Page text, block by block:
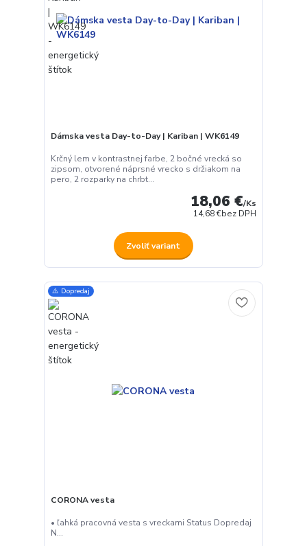
Dámska vesta Day-to-Day | Kariban | WK6149
Krčný lem v kontrastnej farbe, 2 bočné vrecká so
zipsom, otvorené náprsné vrecko s držiakom na
pero, 2 rozparky na chrbt...
18,06 €/Ks
14,68 €bez DPH
Zvoliť variant
⚠️ Dopredaj
CORONA vesta
• ľahká pracovná vesta s vreckami Status Dopredaj
N...